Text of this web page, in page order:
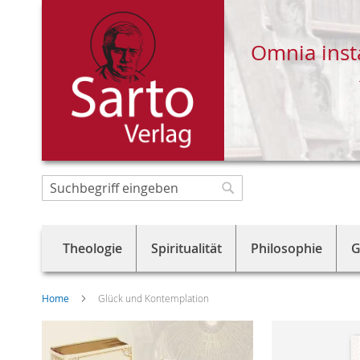
Direkt
zum
Omnia
Suche
Theologie Spiritualität Philosophie
Home Glück und Kontemplation